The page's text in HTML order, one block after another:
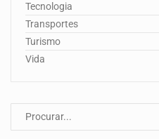
Tecnologia
Transportes
Turismo
Vida